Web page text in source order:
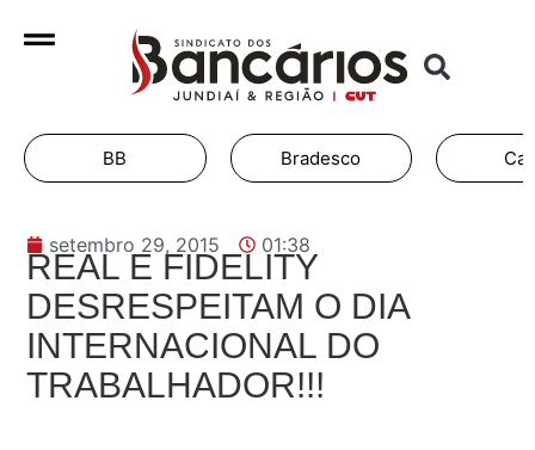
BB Bradesco
setembro 29, 2015 01:38
REAL E FIDELITY
DESRESPEITAM O DIA
INTERNACIONAL DO
TRABALHADOR!!!